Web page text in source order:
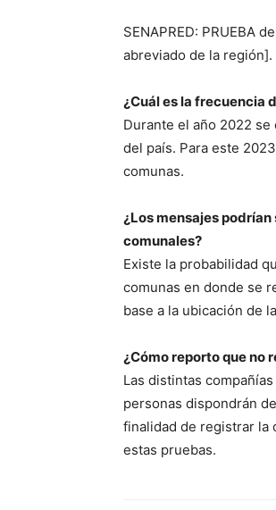
SENAPRED: PRUEBA
abreviado de la región].
¿Cuál es la frecuencia
Durante el año 2022
del país. Para este
comunas.
¿Los mensajes
comunales?
Existe la probabilidad
comunas en donde se
base a la ubicación de
¿Cómo reporto que no
Las distintas
personas dispondrán
finalidad de registrar la
estas pruebas.